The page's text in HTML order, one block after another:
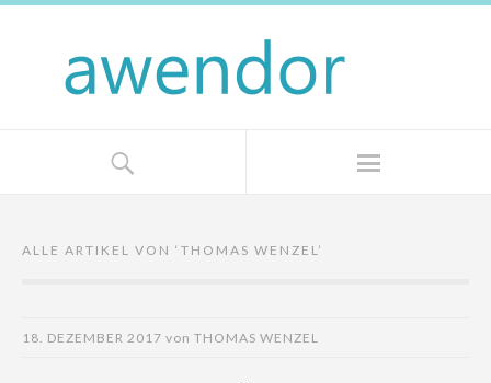
ALLE ARTIKEL VON ‘ THOMAS WENZEL’
18. DEZEMBER 2017 von THOMAS WENZEL